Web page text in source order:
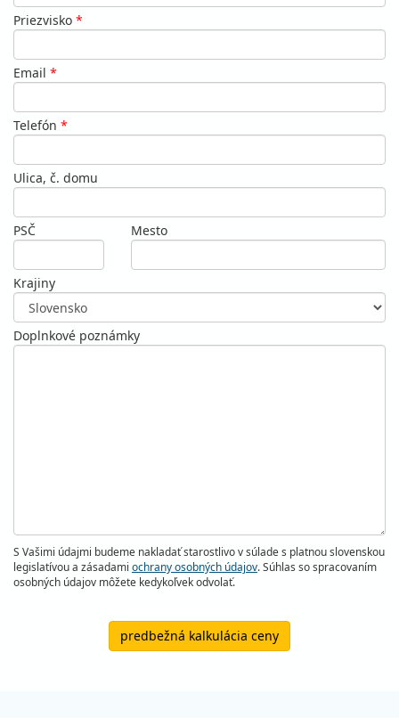
Priezvisko *
Email *
Telefón *
Ulica, č. domu
PSČ Mesto
Krajiny
Doplnkové poznámky
S Vašimi údajmi budeme nakladať starostlivo v súlade s platnou slovenskou
legislatívou a zásadami ochrany osobných údajov. Súhlas so spracovaním
osobných údajov môžete kedykoľvek odvolať.
predbežná kalkulácia ceny